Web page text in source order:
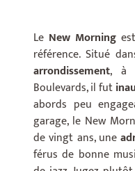
Le New Morning
référence. Situé
arrondissement, à
Boulevards, il fut
abords peu
garage, le New
de vingt ans, une
férus de bonne